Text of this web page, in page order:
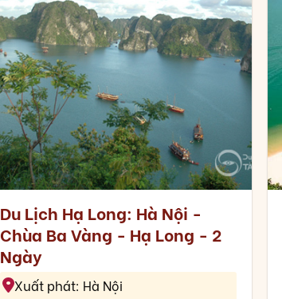
Du Lịch Hạ Long: Hà Nội -
Chùa Ba Vàng - Hạ Long - 2
Ngày
Xuất phát: Hà Nội